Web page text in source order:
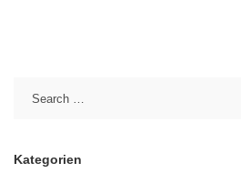
Kategorien